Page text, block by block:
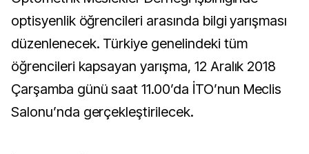
optisyenlik öğrencileri arasında bilgi yarışması
düzenlenecek. Türkiye genelindeki tüm
öğrencileri kapsayan yarışma, 12 Aralık 2018
Çarşamba günü saat 11.00’da İTO’nun Meclis
Salonu’nda gerçekleştirilecek.